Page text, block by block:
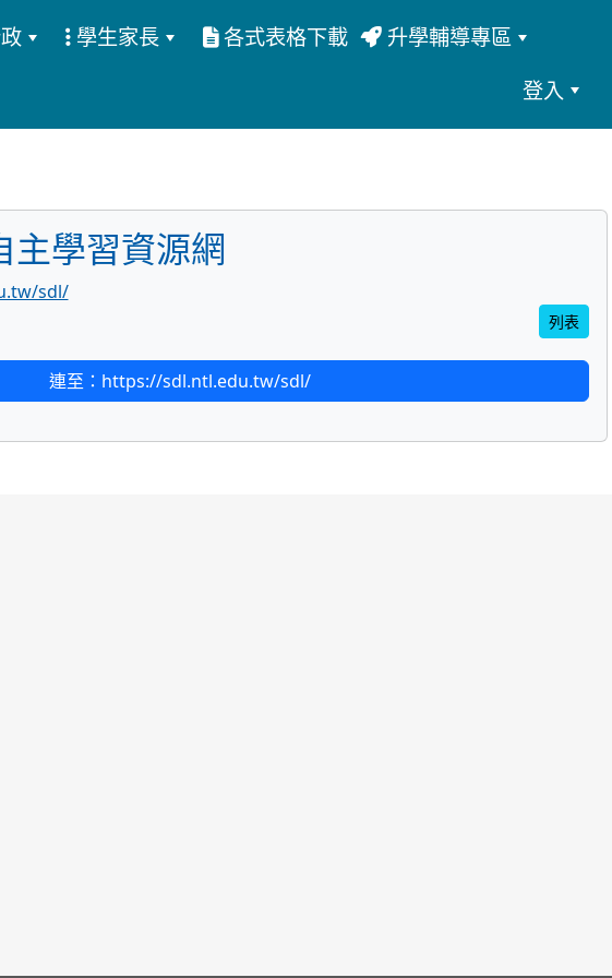
學生家長 各式表格下載
升學輔導專區
登入
主學習資源網
sdl/
列表
連至：https://sdl.ntl.edu.tw/sdl/